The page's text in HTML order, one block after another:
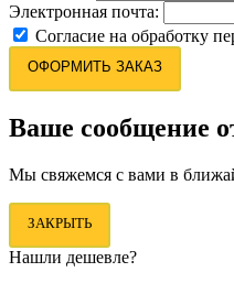
Электронная почта:
Согласие на обработку
ОФОРМИТЬ ЗАКАЗ
Ваше сообщение
Мы свяжемся с вами в
ЗАКРЫТЬ
Нашли дешевле?